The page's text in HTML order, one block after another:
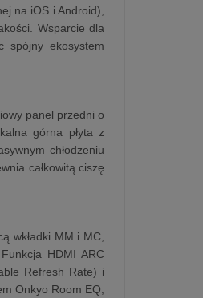
na iOS i Android),
Wsparcie dla
spójny ekosystem
panel przedni o
górna płyta z
chłodzeniu
całkowitą ciszę
wkładki MM i MC,
HDMI ARC
Refresh Rate) i
Onkyo Room EQ,